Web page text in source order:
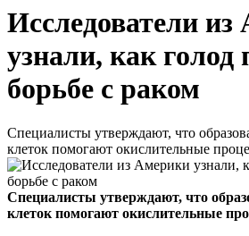
Исследователи
узнали, как голод
борьбе с раком
Специалисты утверждают, что
клеток помогают окислительные
Специалисты утверждают, что
клеток помогают окислительные